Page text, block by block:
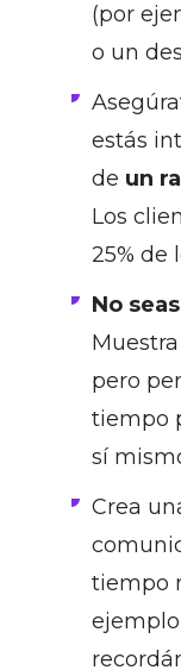
(por
o un
estás
de un
Los
25% de
No
pero
tiempo
sí
Crea
tiempo